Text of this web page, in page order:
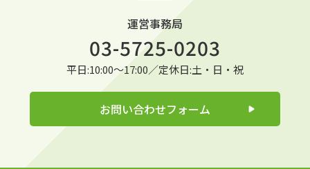
運営事務局
03-5725-0203
平日:10:00～17:00／定休日:土・日・祝
お問い合わせフォーム